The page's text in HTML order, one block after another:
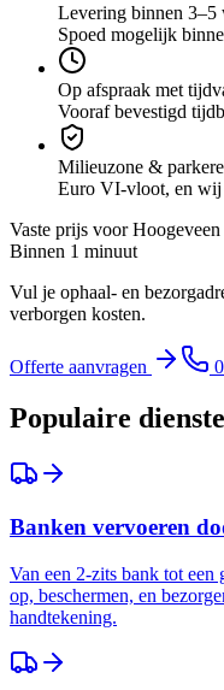
Levering binnen 3–5
Spoed mogelijk
Op afspraak met
Vooraf bevestigd
Milieuzone &
Euro VI-vloot, en wij
Vaste prijs voorHoogeveen
Binnen 1 minuut
Vul je ophaal- en
verborgen kosten.
Offerte aanvragen
Populaire
Banken vervoeren
Van een 2-zits bank tot
op, beschermen, en
handtekening.